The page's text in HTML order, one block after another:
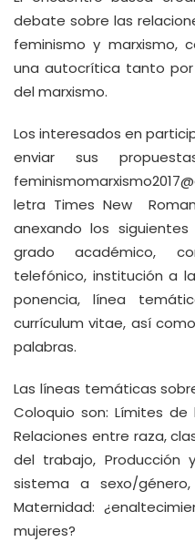
debate sobre las
feminismo y marxismo,
una autocrítica tanto
del marxismo.
Los interesados en
enviar sus
letra Times New
anexando los
grado académico,
telefónico, institución a
ponencia, línea
currículum vitae, así
palabras.
Las líneas temáticas
Coloquio son: Límites
Relaciones entre raza,
del trabajo, Producción
sistema a sexo/
Maternidad:
mujeres?